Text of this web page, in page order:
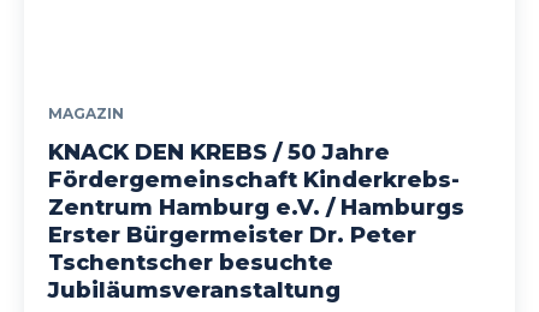
MAGAZIN
KNACK DEN KREBS / 50 Jahre
Fördergemeinschaft Kinderkrebs-
Zentrum Hamburg e.V. / Hamburgs
Erster Bürgermeister Dr. Peter
Tschentscher besuchte
Jubiläumsveranstaltung